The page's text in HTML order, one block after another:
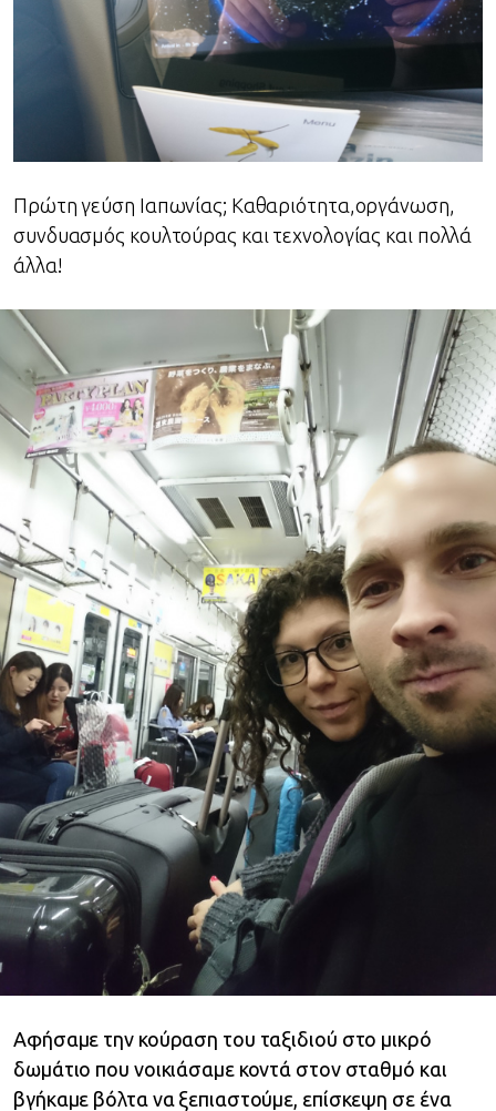
Πρώτη γεύση Ιαπωνίας; Καθαριότητα,οργάνωση,
συνδυασμός κουλτούρας και τεχνολογίας και πολλά
άλλα!
Αφήσαμε την κούραση του ταξιδιού στο μικρό
δωμάτιο που νοικιάσαμε κοντά στον σταθμό και
βγήκαμε βόλτα να ξεπιαστούμε, επίσκεψη σε ένα